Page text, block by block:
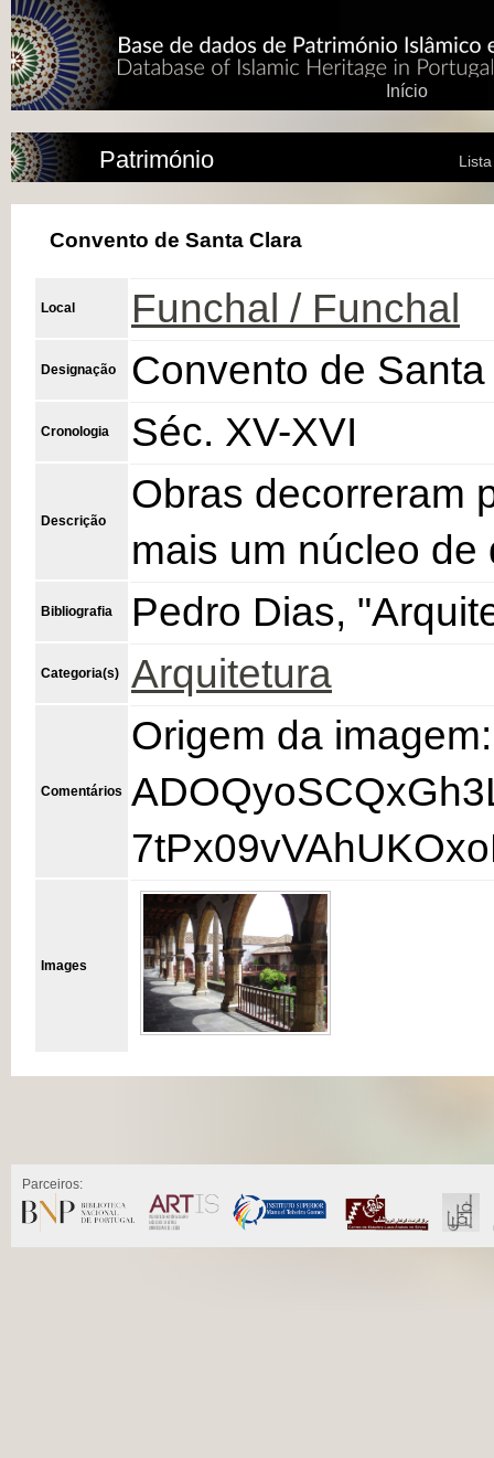
Início
Património
Convento de Santa Clara
Local Funchal / Funchal
Designação Convento de
Cronologia Séc. XV-XVI
Descrição
Obras decorreram
mais um núcleo
Bibliografia Pedro Dias,
Categoria(s) Arquitetura
Comentários
Origem da
Images
Parceiros: